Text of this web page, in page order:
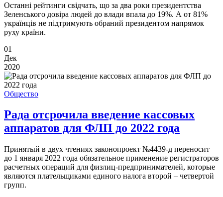
Останні рейтинги свідчать, що за два роки президентства
Зеленського довіра людей до влади впала до 19%. А от 81%
українців не підтримують обраний президентом напрямок
руху країни.
01
Дек
2020
Общество
Рада отсрочила введение кассовых
аппаратов для ФЛП до 2022 года
Принятый в двух чтениях законопроект №4439-д переносит
до 1 января 2022 года обязательное применение регистраторов
расчетных операций для физлиц-предпринимателей, которые
являются плательщиками единого налога второй – четвертой
групп.